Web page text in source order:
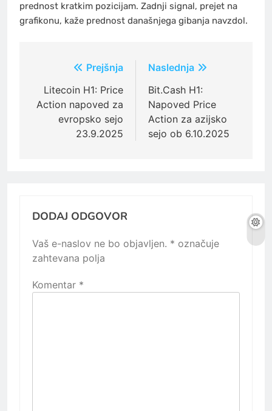
prednost kratkim pozicijam. Zadnji signal, prejet na
grafikonu, kaže prednost današnjega gibanja navzdol.
Navigacija
prispevka
Prejšnja
Litecoin H1: Price
Action napoved za
evropsko sejo
23.9.2025
Naslednja
Bit.Cash H1:
Napoved Price
Action za azijsko
sejo ob 6.10.2025
DODAJ ODGOVOR
Vaš e-naslov ne bo objavljen. * označuje
zahtevana polja
Komentar *